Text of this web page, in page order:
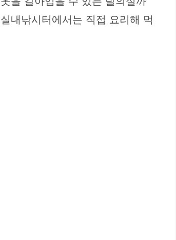
내낚시터에서는 직접 요리해 먹